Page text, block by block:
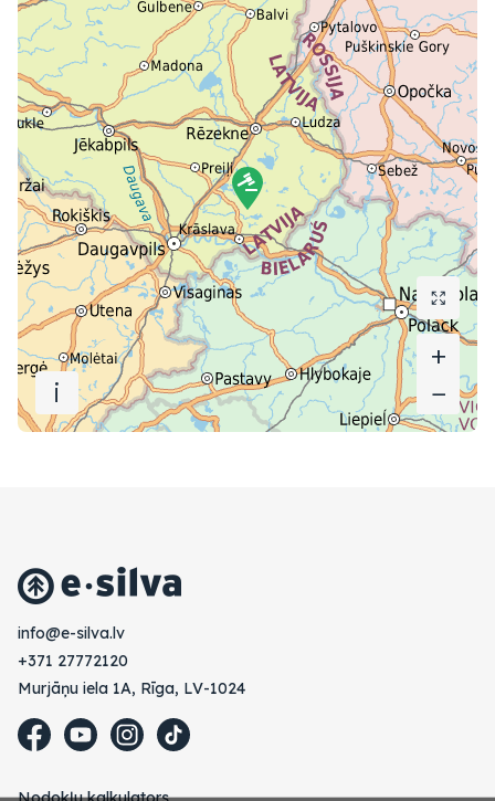
+
−
i
+
−
vl.avlis-e@ofni
+371 27772120
Murjāņu iela 1A, Rīga, LV-1024